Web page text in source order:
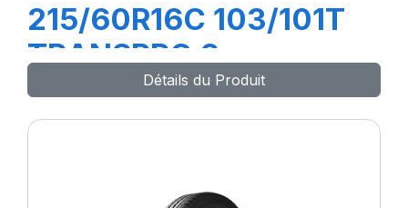
215/60R16C 103/101T
TRANSPRO 2
Détails du Produit